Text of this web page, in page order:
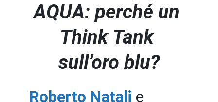
AQUA: perché un
Think Tank
sull’oro blu?
Roberto Natali e